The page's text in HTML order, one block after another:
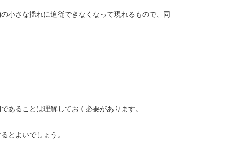
小さな揺れに追従できなくなって現れるもので、同
あることは理解しておく必要があります。
とよいでしょう。